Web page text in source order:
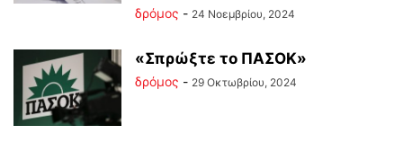
δρόμος - 24 Νοεμβρίου, 2024
«Σπρώξτε το ΠΑΣΟΚ»
δρόμος - 29 Οκτωβρίου, 2024